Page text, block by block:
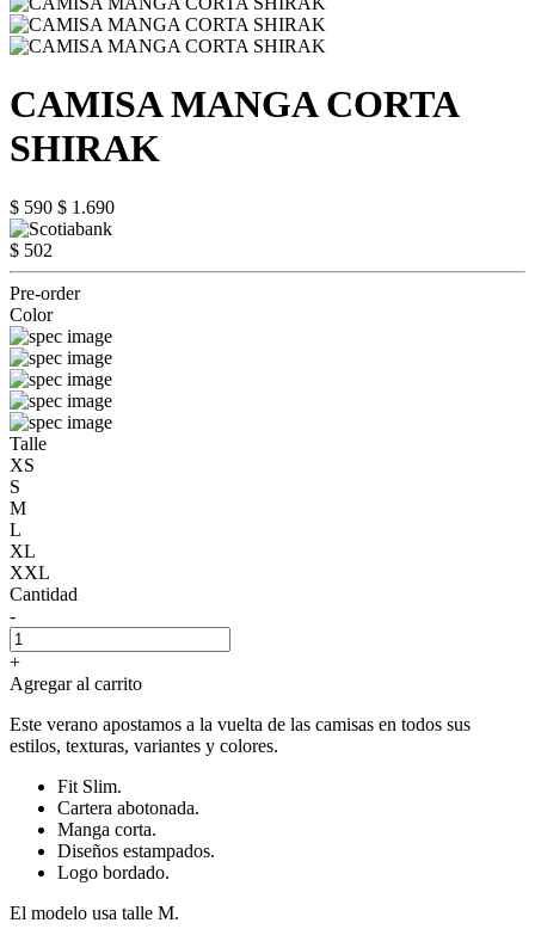
CAMISA MANGA CORTA
SHIRAK
$ 590 $ 1.690
$ 502
Pre-order
Color
Talle
XS
S
M
L
XL
XXL
Cantidad
-
+
Agregar al carrito
Este verano apostamos a la vuelta de las camisas en todos sus
estilos, texturas, variantes y colores.
Fit Slim.
Cartera abotonada.
Manga corta.
Diseños estampados.
Logo bordado.
El modelo usa talle M.